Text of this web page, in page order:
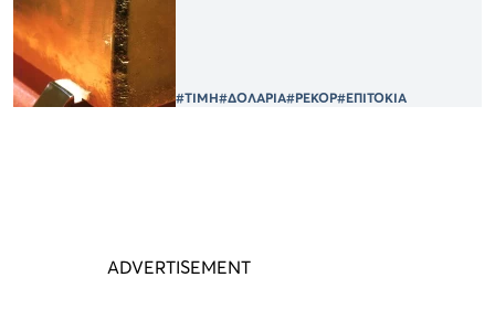
#ΤΙΜΗ#ΔΟΛΑΡΙΑ#ΡΕΚΟΡ#ΕΠΙΤΟΚΙΑ